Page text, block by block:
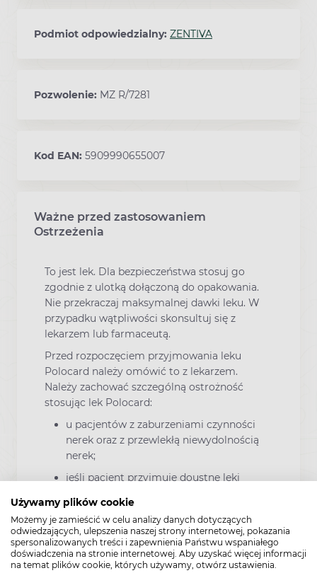
Używamy plików cookie
Możemy je zamieścić w celu analizy danych dotyczących
odwiedzających, ulepszenia naszej strony internetowej, pokazania
spersonalizowanych treści i zapewnienia Państwu wspaniałego
doświadczenia na stronie internetowej. Aby uzyskać więcej informacji
na temat plików cookie, których używamy, otwórz ustawienia.
Podmiot odpowiedzialny: ZENTIVA
Pozwolenie: MZ R/7281
Kod EAN: 5909990655007
Ważne przed zastosowaniem
Ostrzeżenia
To jest lek. Dla bezpieczeństwa stosuj go
zgodnie z ulotką dołączoną do opakowania.
Nie przekraczaj maksymalnej dawki leku. W
przypadku wątpliwości skonsultuj się z
lekarzem lub farmaceutą.
Przed rozpoczęciem przyjmowania leku
Polocard należy omówić to z lekarzem.
Należy zachować szczególną ostrożność
stosując lek Polocard:
u pacjentów z zaburzeniami czynności
nerek oraz z przewlekłą niewydolnością
nerek;
jeśli pacjent przyjmuje doustne leki
sulfonylomocznika, ze względu na ryzyko
nasilenia działania hipoglikemizującego
(zmniejszającego stężenie glukozy we
krwi), oraz jeśli pacjent przyjmuje leki